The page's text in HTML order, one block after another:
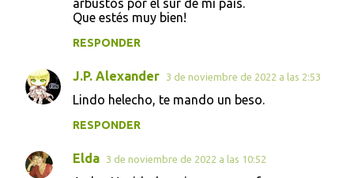
Que estés muy bien!
RESPONDER
J.P. Alexander 3 de noviembre de 2022 a las 2:53
Lindo helecho, te mando un beso.
RESPONDER
Elda 3 de noviembre de 2022 a las 10:52